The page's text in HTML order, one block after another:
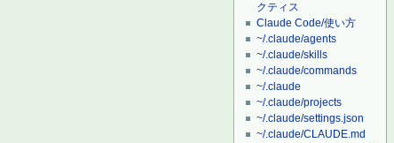
クティス
Claude Code/使い方
~/.claude/agents
~/.claude/skills
~/.claude/commands
~/.claude
~/.claude/projects
~/.claude/settings.json
~/.claude/CLAUDE.md